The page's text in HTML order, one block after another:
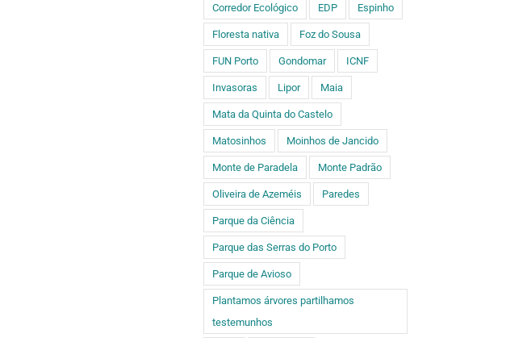
Corredor Ecológico EDP Espinho
Floresta nativa Foz do Sousa
FUN Porto Gondomar ICNF
Invasoras Lipor Maia
Mata da Quinta do Castelo
Matosinhos Moinhos de Jancido
Monte de Paradela Monte Padrão
Oliveira de Azeméis Paredes
Parque da Ciência
Parque das Serras do Porto
Parque de Avioso
Plantamos árvores partilhamos
testemunhos